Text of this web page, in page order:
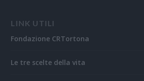
LINK UTILI
Fondazione CRTortona
Le tre scelte della vita